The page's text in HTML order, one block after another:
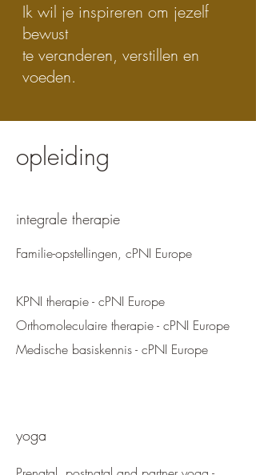
Ik wil je inspireren om jezelf
bewust
te veranderen, verstillen en
voeden.
opleiding
integrale therapie
Familie-opstellingen, cPNI Europe
KPNI therapie - cPNI Europe
Orthomoleculaire therapie - cPNI Europe
Medische basiskennis - cPNI Europe
yoga